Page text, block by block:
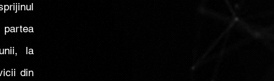
la
din